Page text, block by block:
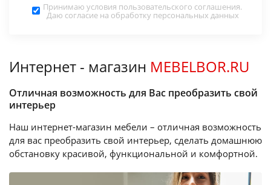
Принимаю условия пользовательского соглашения.
Даю согласие на обработку персональных данных
Интернет - магазин MEBELBOR.RU
Отличная возможность для Вас преобразить свой
интерьер
Наш интернет-магазин мебели – отличная возможность
для вас преобразить свой интерьер, сделать домашнюю
обстановку красивой, функциональной и комфортной.